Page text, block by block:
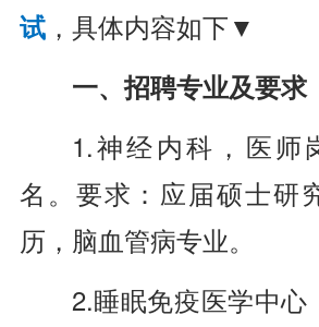
试，具体内容如下▼
一、招聘专业及要求
1.神经内科，医师
名。要求：应届硕士研
历，脑血管病专业。
2.睡眠免疫医学中心